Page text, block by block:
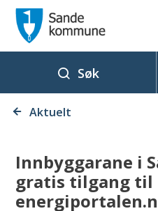
a
n
e
m
m
u
Søk
Du Aktuelt
Innbyggarane i
gratis tilgang til